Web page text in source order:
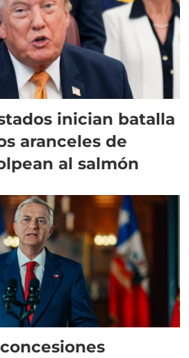
inician batalla
aranceles de
al salmón